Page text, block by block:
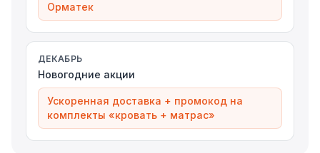
Орматек
ДЕКАБРЬ
Новогодние акции
Ускоренная доставка + промокод на
комплекты «кровать + матрас»